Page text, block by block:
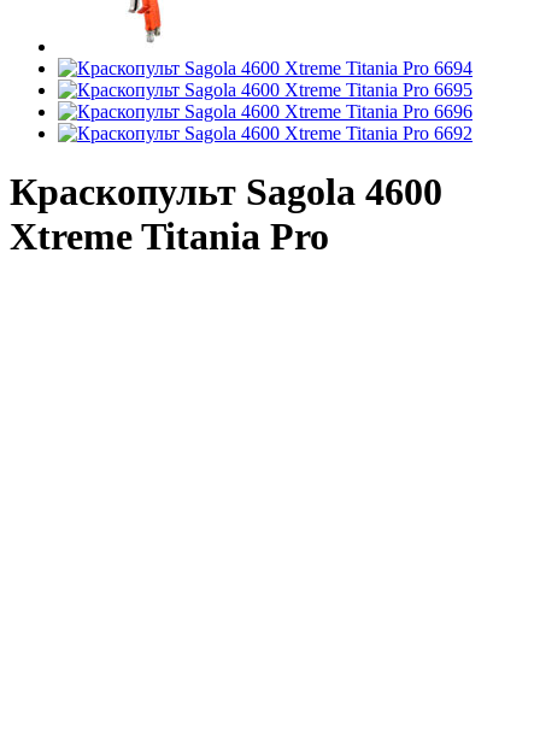
Краскопульт Sagola 4600
Xtreme Titania Pro